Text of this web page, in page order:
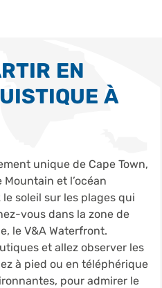
EN
À
unique de Cape Town,
Mountain et l’océan
soleil sur les plages qui
vous dans la zone de
le V&A Waterfront.
et allez observer les
à pied ou en téléphérique
pour admirer le